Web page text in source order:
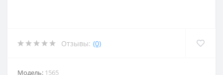
Отзывы: (0)
Модель: 1565